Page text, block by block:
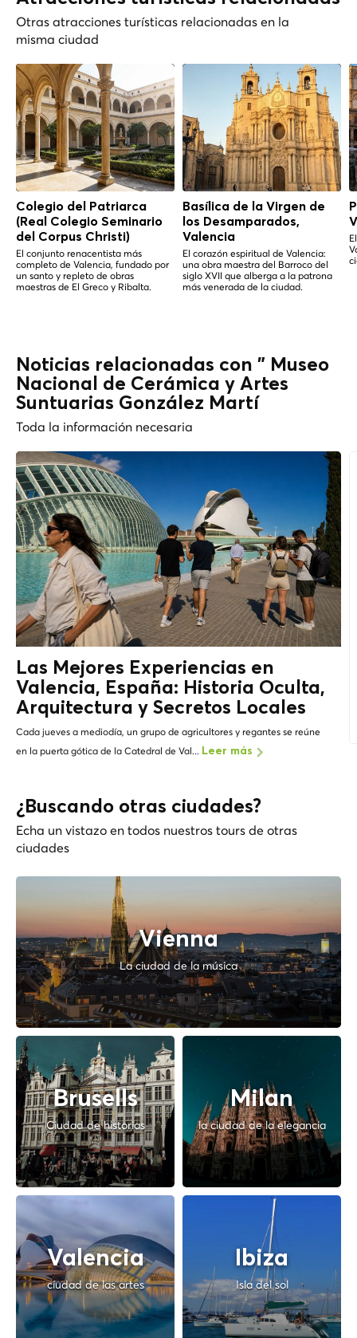
Otras atracciones turísticas relacionadas en la
misma ciudad
Colegio del Patriarca
(Real Colegio Seminario
del Corpus Christi)
El conjunto renacentista más
completo de Valencia, fundado por
un santo y repleto de obras
maestras de El Greco y Ribalta.
Basílica de la Virgen de
los Desamparados,
Valencia
El corazón espiritual de Valencia:
una obra maestra del Barroco del
siglo XVII que alberga a la patrona
más venerada de la ciudad.
Noticias relacionadas con " Museo
Nacional de Cerámica y Artes
Suntuarias González Martí
Toda la información necesaria
Las Mejores Experiencias en
Valencia, España: Historia Oculta,
Arquitectura y Secretos Locales
Cada jueves a mediodía, un grupo de agricultores y regantes se reúne
en la puerta gótica de la Catedral de Val... Leer más
¿Buscando otras ciudades?
Echa un vistazo en todos nuestros tours de otras
ciudades
Vienna
La ciudad de la música
Brusells
Ciudad de historias
Milan
la ciudad de la elegancia
Valencia
ciudad de las artes
Ibiza
Isla del sol